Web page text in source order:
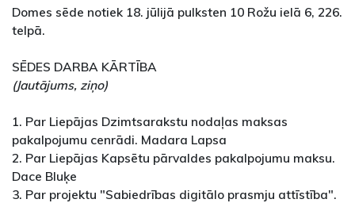
Domes sēde notiek 18. jūlijā pulksten 10 Rožu ielā 6, 226.
telpā.
SĒDES DARBA KĀRTĪBA
(Jautājums, ziņo)
1. Par Liepājas Dzimtsarakstu nodaļas maksas
pakalpojumu cenrādi. Madara Lapsa
2. Par Liepājas Kapsētu pārvaldes pakalpojumu maksu.
Dace Bluķe
3. Par projektu "Sabiedrības digitālo prasmju attīstība".